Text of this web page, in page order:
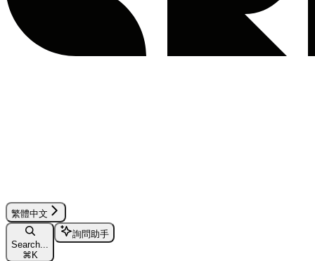
繁體中文
Search...
⌘ K
詢問助手